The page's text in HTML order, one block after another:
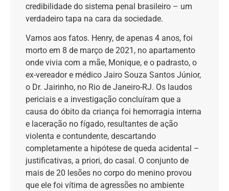
credibilidade do sistema penal brasileiro – um
verdadeiro tapa na cara da sociedade.
Vamos aos fatos. Henry, de apenas 4 anos, foi
morto em 8 de março de 2021, no apartamento
onde vivia com a mãe, Monique, e o padrasto, o
ex-vereador e médico Jairo Souza Santos Júnior,
o Dr. Jairinho, no Rio de Janeiro-RJ. Os laudos
periciais e a investigação concluíram que a
causa do óbito da criança foi hemorragia interna
e laceração no fígado, resultantes de ação
violenta e contundente, descartando
completamente a hipótese de queda acidental –
justificativas, a priori, do casal. O conjunto de
mais de 20 lesões no corpo do menino provou
que ele foi vítima de agressões no ambiente